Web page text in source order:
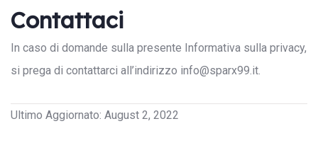
Contattaci
In caso di domande sulla presente Informativa sulla privacy,
si prega di contattarci all’indirizzo info@sparx99.it.
Ultimo Aggiornato: August 2, 2022